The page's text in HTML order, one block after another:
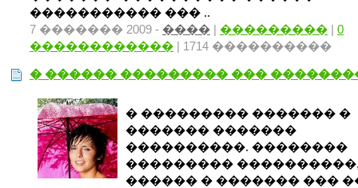
����������� ��� ..
7 ������� 2009 - ���� | ��������� | 0
������������ | 1714 ����������
� ������ ��������� ���
� ��������� ������� �
������� �������
����������. ��������
���������
������ � ������� ���